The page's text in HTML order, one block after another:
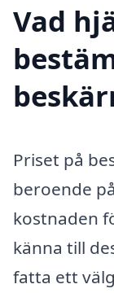
Vad
Priset på
beroende
kostnaden
känna till
fatta ett